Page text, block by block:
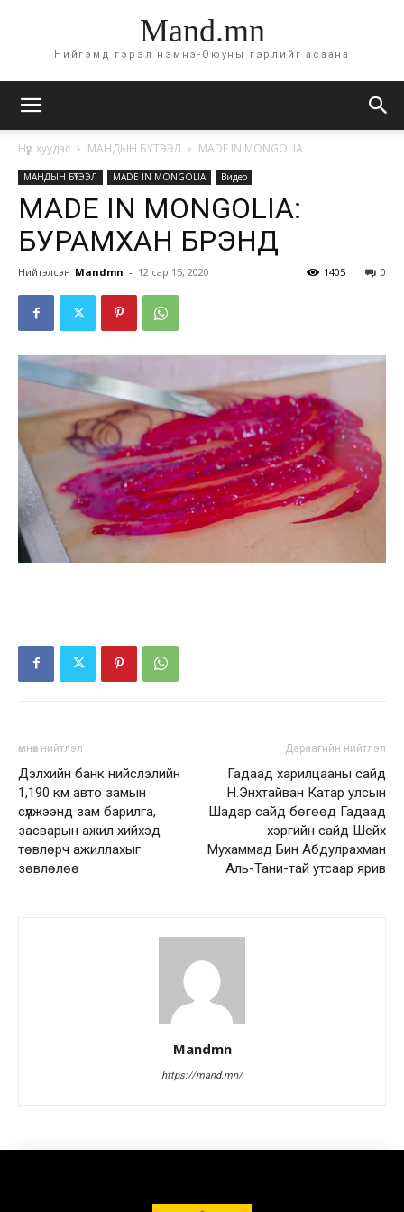
Mand.mn
Нийгэмд гэрэл нэмнэ-Оюуны гэрлийг асаана
Нүүр хуудас МАНДЫН БҮТЭЭЛ MADE IN MONGOLIA
МАНДЫН БҮТЭЭЛ MADE IN MONGOLIA Видео
MADE IN MONGOLIA:
БУРАМХАН БРЭНД
Нийтэлсэн Mandmn - 12 сар 15, 2020 0
1405
өмнөх нийтлэл
Дэлхийн банк нийслэлийн
1,190 км авто замын
сүлжээнд зам барилга,
засварын ажил хийхэд
төвлөрч ажиллахыг
зөвлөлөө
Дараагийн нийтлэл
Гадаад харилцааны сайд
Н.Энхтайван Катар улсын
Шадар сайд бөгөөд Гадаад
хэргийн сайд Шейх
Мухаммад Бин Абдулрахман
Аль-Тани-тай утсаар ярив
Mandmn
https://mand.mn/